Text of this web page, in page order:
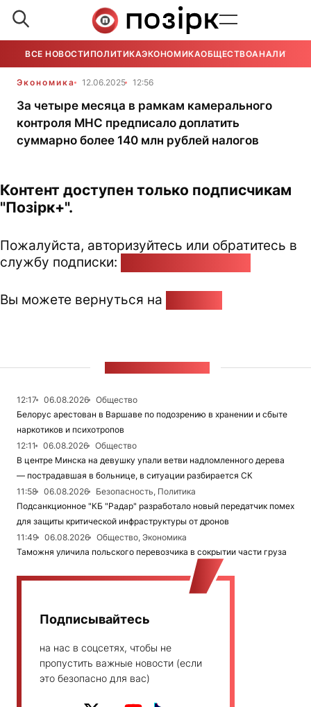
ВСЕ НОВОСТИ ПОЛИТИКАЭКОНОМИКАОБЩЕСТВОАНАЛИТИКА
Экономика 12.06.2025 12:56
За четыре месяца в рамкам камерального
контроля МНС предписало доплатить
суммарно более 140 млн рублей налогов
Контент доступен только подписчикам
"Позірк+".
Пожалуйста, авторизуйтесь или обратитесь в
службу подписки:
Вы можете вернуться на
12:17 06.08.2026
Общество
Белорус арестован в Варшаве по подозрению в хранении и сбыте
наркотиков и психотропов
12:11
06.08.2026
Общество
В центре Минска на девушку упали ветви надломленного дерева
— пострадавшая в больнице, в ситуации разбирается СК
11:58
06.08.2026
Безопасность, Политика
Подсанкционное "КБ "Радар" разработало новый передатчик помех
для защиты критической инфраструктуры от дронов
11:49
06.08.2026
Общество, Экономика
Таможня уличила польского перевозчика в сокрытии части груза
Подписывайтесь
на нас в соцсетях, чтобы не
пропустить важные новости (если
это безопасно для вас)